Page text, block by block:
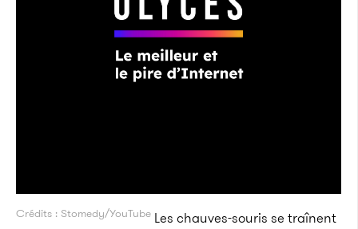
Crédits : Stomedy/YouTube Les chauves-souris se traînent